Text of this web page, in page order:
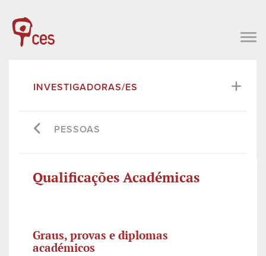
INVESTIGADORAS/ES
PESSOAS
Qualificações Académicas
Graus, provas e diplomas
académicos